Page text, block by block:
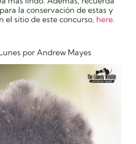
la conservación de estas y
el sitio de este concurso, here.
por Andrew Mayes